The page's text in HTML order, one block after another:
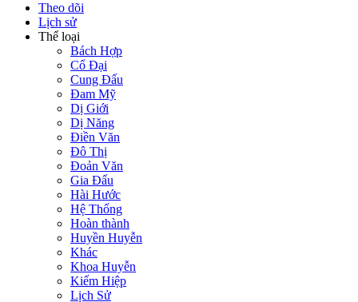
Theo dõi
Lịch sử
Thể loại
Bách Hợp
Cổ Đại
Cung Đấu
Đam Mỹ
Dị Giới
Dị Năng
Điền Văn
Đô Thị
Đoản Văn
Gia Đấu
Hài Hước
Hệ Thống
Hoàn thành
Huyền Huyễn
Khác
Khoa Huyễn
Kiếm Hiệp
Lịch Sử